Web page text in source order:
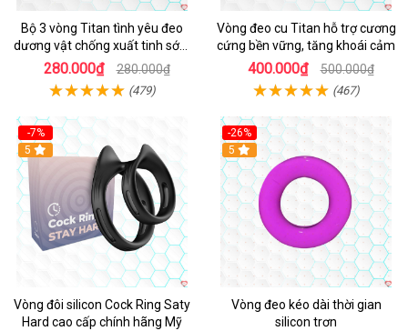
Bộ 3 vòng Titan tình yêu đeo
dương vật chống xuất tinh sớm
chất liệu silicon y tế
280.000₫ 280.000₫
(479)
Vòng đeo cu Titan hỗ trợ cương
cứng bền vững, tăng khoái cảm
400.000₫ 500.000₫
(467)
-7%
5
Vòng đôi silicon Cock Ring Saty
Hard cao cấp chính hãng Mỹ
-26%
5
Vòng đeo kéo dài thời gian
silicon trơn